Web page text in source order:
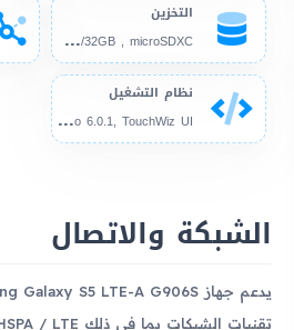
التخزين
16G
B/32GB , microSDXC
نظام التشغيل
And
roid 4.4.2, up to 6.0.1, TouchWiz UI
الشبكة والاتصال